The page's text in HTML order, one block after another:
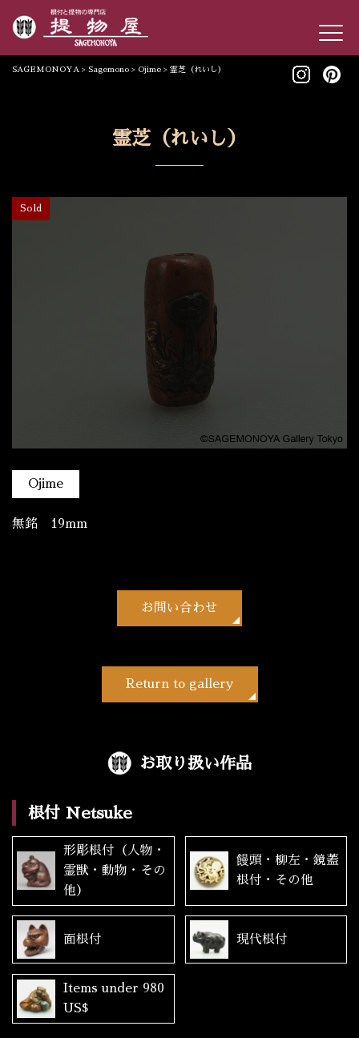
SAGEMONOYA > Sagemono > Ojime > 霊芝（れいし）
霊芝（れいし）
Sold
Ojime
無銘 19mm
お問い合わせ
Return to gallery
お取り扱い作品
根付 Netsuke
形彫根付（人物・
霊獣・動物・その
他）
饅頭・柳左・鏡蓋
根付・その他
面根付 現代根付
Items under 980
US$